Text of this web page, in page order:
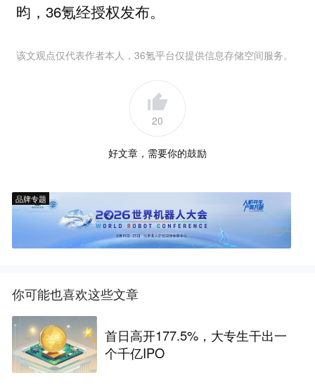
昀，36氪经授权发布。
该文观点仅代表作者本人，36氪平台仅提供信息存储空间服务。
20
好文章，需要你的鼓励
品牌专题
你可能也喜欢这些文章
首日高开177.5%，大专生干出一
个千亿IPO